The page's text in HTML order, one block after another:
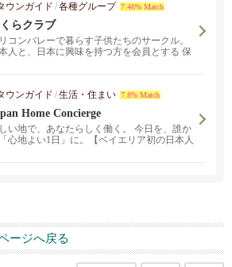
ウンガイド /各種グループ 7.46% Match
らクラブ
コンバレーで暮らす子供たちのサークル。
人と、日本に興味を持つ方を会員とする 保
ウンガイド /生活・住まい 7.8% Match
Home Concierge
い地で、あなたらしく働く。 今日を、誰か
心地よい1日」に。【ベイエリア初の日本人
ージへ戻る